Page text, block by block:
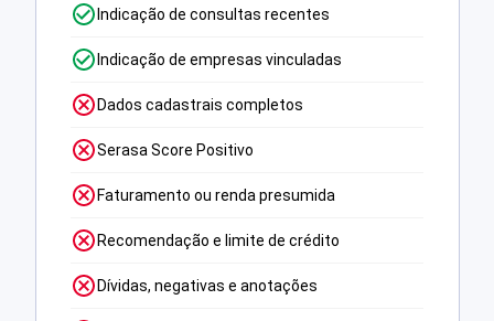
Indicação de consultas recentes
Indicação de empresas vinculadas
Dados cadastrais completos
Serasa Score Positivo
Faturamento ou renda presumida
Recomendação e limite de crédito
Dívidas, negativas e anotações